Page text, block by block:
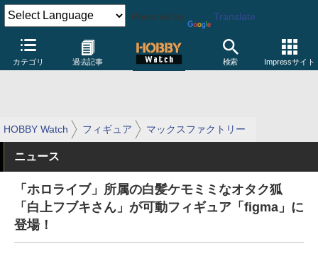
Powered by Translate
カテゴリ 過去記事 検索 Impressサイト
HOBBY Watch フィギュア マックスファクトリー
ニュース
「ホロライブ」所属の白髪ケモミミなオタク狐
「白上フブキさん」が可動フィギュア「figma」に
登場！